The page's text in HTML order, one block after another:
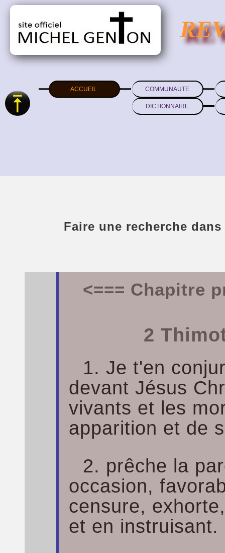
ACCUEIL COMMUNAUTE
DICTIONNAIRE
Faire une recherche
<=== Chapitre
2
1. Je t'en
devant Jésus
vivants et les
apparition et de
2. prêche la
occasion,
censure,
et en instruisant.